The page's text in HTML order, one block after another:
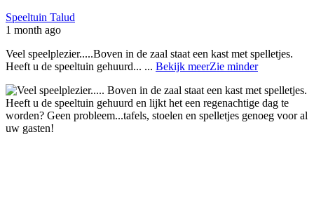
Speeltuin Talud
1 month ago
Veel speelplezier.....Boven in de zaal staat een kast met spelletjes.
Heeft u de speeltuin gehuurd... ... Bekijk meerZie minder